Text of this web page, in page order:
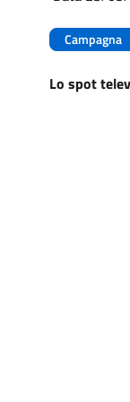
Campagna
Lo spot